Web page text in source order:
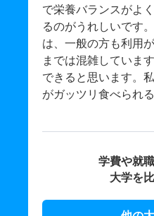
で栄養バランスがよ
るのがうれしいです
は、一般の方も利用
までは混雑していま
できると思います。
がガッツリ食べられ
学費や就
大学を